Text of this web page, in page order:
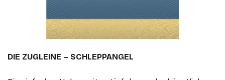
DIE ZUGLEINE – SCHLEPPANGEL